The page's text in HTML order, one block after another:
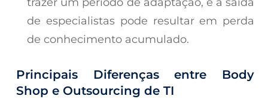
de especialistas pode resultar em perda
de conhecimento acumulado.
Principais Diferenças entre Body
Shop e Outsourcing de TI